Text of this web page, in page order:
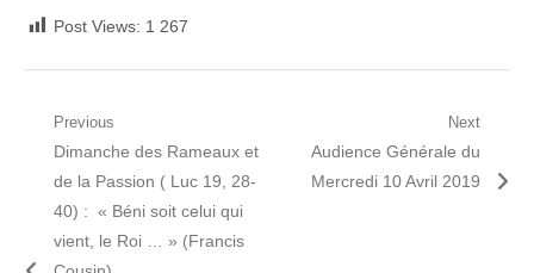
Post Views: 1 267
Navigation
l’article
Previous
Previous
post:
Dimanche des Rameaux et
de la Passion ( Luc 19, 28-
40) : « Béni soit celui qui
vient, le Roi … » (Francis
Next
Next
post:
Audience Générale du
Mercredi 10 Avril 2019